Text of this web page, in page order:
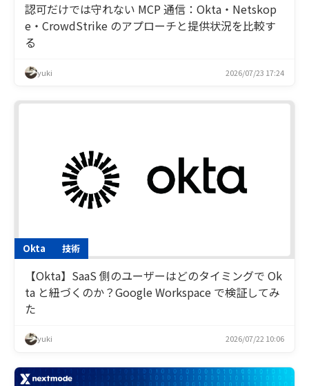
認可だけでは守れない MCP 通信：Okta・Netskop
e・CrowdStrike のアプローチと提供状況を比較す
る
yuki 2026/07/23 17:24
Okta 技術
【Okta】SaaS 側のユーザーはどのタイミングで Ok
ta と紐づくのか？Google Workspace で検証してみ
た
yuki 2026/07/22 10:06